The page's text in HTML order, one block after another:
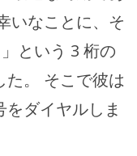
いなことに、そ
という 3 桁の
。 そこで彼は
ダイヤルしま